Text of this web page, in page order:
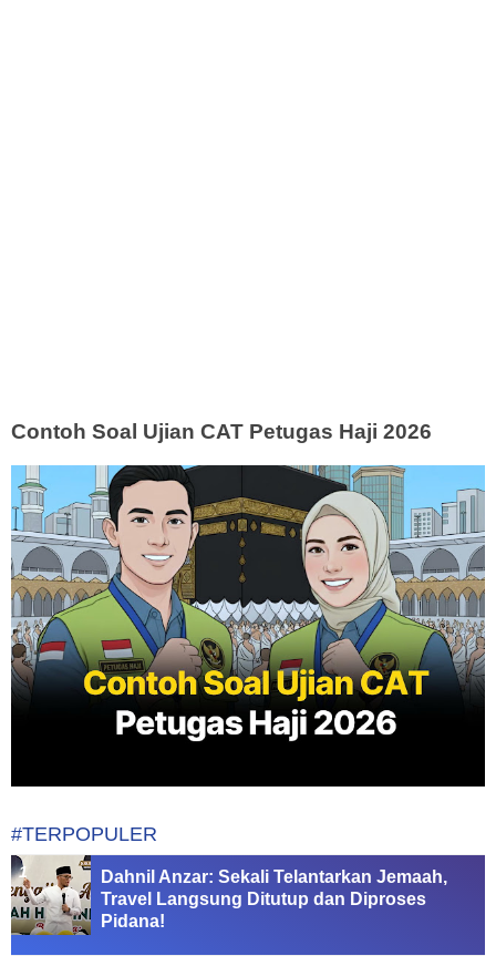
Contoh Soal Ujian CAT Petugas Haji 2026
#TERPOPULER
Dahnil Anzar: Sekali Telantarkan Jemaah,
Travel Langsung Ditutup dan Diproses
Pidana!